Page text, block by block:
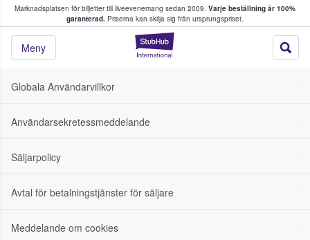
Marknadsplatsen för biljetter till liveevenemang sedan 2009. Varje beställning är 100%
garanterad. Priserna kan skilja sig från ursprungspriset.
StubHub – där
Meny
köper och säljer biljetter
Globala Användarvillkor
Användarsekretessmeddelande
Säljarpolicy
Avtal för betalningstjänster för säljare
Meddelande om cookies